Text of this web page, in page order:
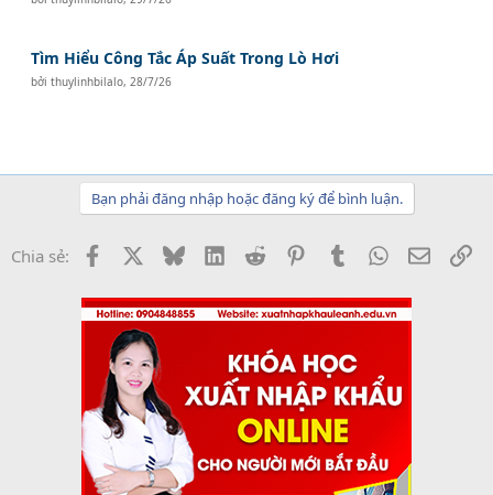
Tìm Hiểu Công Tắc Áp Suất Trong Lò Hơi
bởithuylinhbilalo, 28/7/26
Bạn phải đăng nhập hoặc đăng ký để bình luận.
Chia sẻ: Facebook BlueskyLinkedInReddit PinterestTumblrWhatsApp
Email